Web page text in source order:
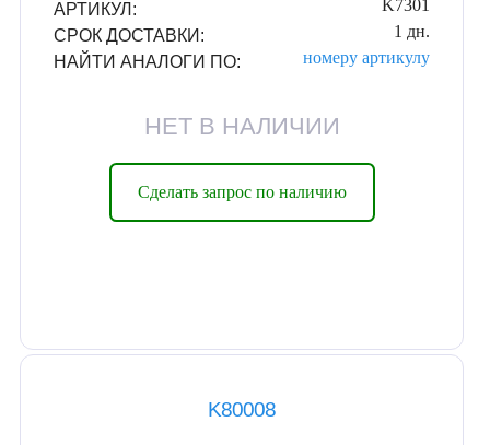
АРТИКУЛ:
K7301
СРОК ДОСТАВКИ:
1 дн.
НАЙТИ АНАЛОГИ ПО:
номеру артикулу
НЕТ В НАЛИЧИИ
Сделать запрос по наличию
K80008